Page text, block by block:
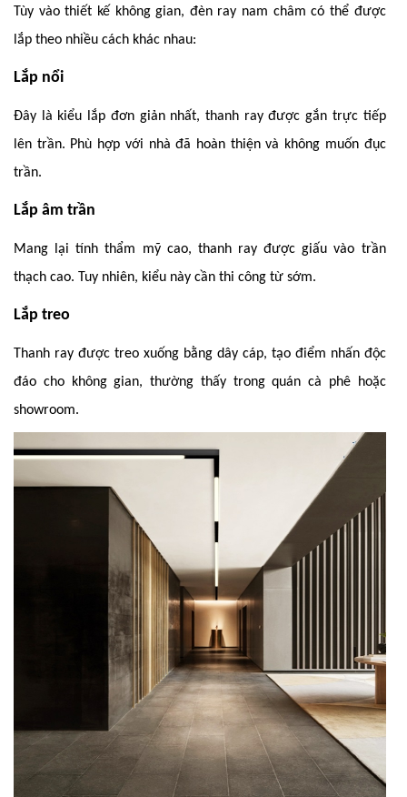
Tùy vào thiết kế không gian, đèn ray nam châm có thể được
lắp theo nhiều cách khác nhau:
Lắp nổi
Đây là kiểu lắp đơn giản nhất, thanh ray được gắn trực tiếp
lên trần. Phù hợp với nhà đã hoàn thiện và không muốn đục
trần.
Lắp âm trần
Mang lại tính thẩm mỹ cao, thanh ray được giấu vào trần
thạch cao. Tuy nhiên, kiểu này cần thi công từ sớm.
Lắp treo
Thanh ray được treo xuống bằng dây cáp, tạo điểm nhấn độc
đáo cho không gian, thường thấy trong quán cà phê hoặc
showroom.